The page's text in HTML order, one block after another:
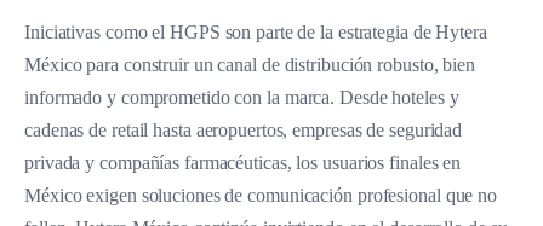
Iniciativas como el HGPS son parte de la estrategia de Hytera
México para construir un canal de distribución robusto, bien
informado y comprometido con la marca. Desde hoteles y
cadenas de retail hasta aeropuertos, empresas de seguridad
privada y compañías farmacéuticas, los usuarios finales en
México exigen soluciones de comunicación profesional que no